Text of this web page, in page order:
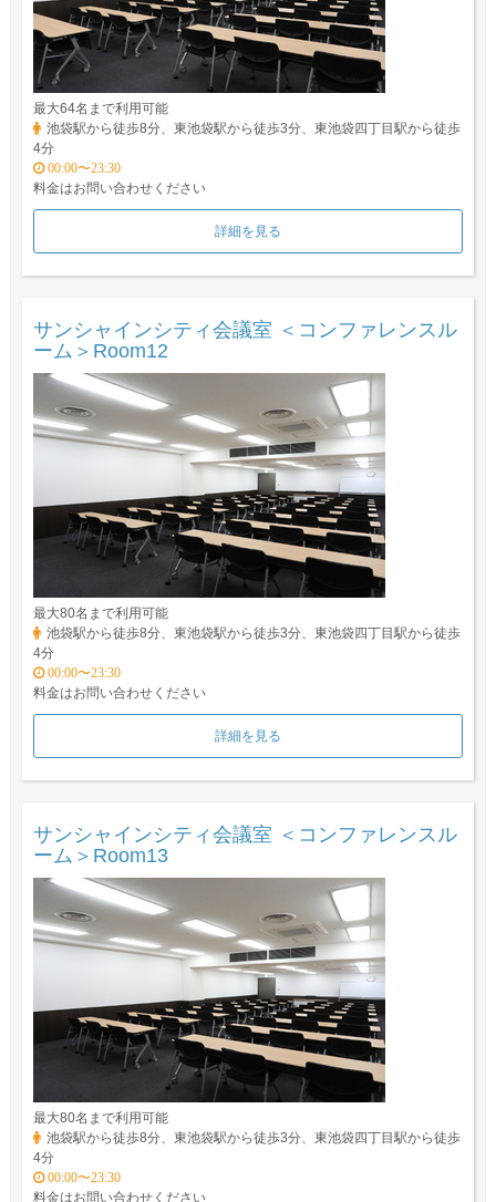
最大64名まで利用可能
池袋駅から徒歩8分、東池袋駅から徒歩3分、東池袋四丁目駅から徒歩
4分
00:00〜23:30
料金はお問い合わせください
詳細を見る
サンシャインシティ会議室 ＜コンファレンスル
ーム＞Room12
最大80名まで利用可能
池袋駅から徒歩8分、東池袋駅から徒歩3分、東池袋四丁目駅から徒歩
4分
00:00〜23:30
料金はお問い合わせください
詳細を見る
サンシャインシティ会議室 ＜コンファレンスル
ーム＞Room13
最大80名まで利用可能
池袋駅から徒歩8分、東池袋駅から徒歩3分、東池袋四丁目駅から徒歩
4分
00:00〜23:30
料金はお問い合わせください